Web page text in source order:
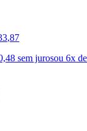
,87
sem jurosou 6x de